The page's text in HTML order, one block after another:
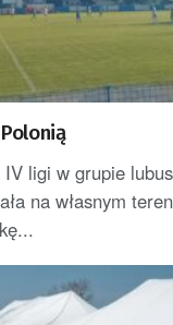
ligi w grupie
na własnym